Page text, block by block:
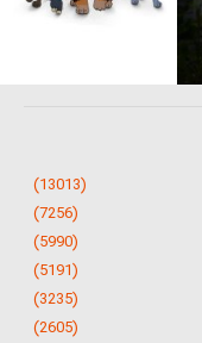
(13013)
(7256)
(5990)
(5191)
(3235)
(2605)